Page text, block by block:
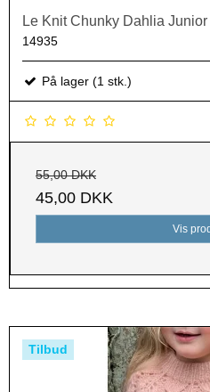
Le Knit Chunky Dahlia
14935
På lager (1 stk.)
55,00 DKK
45,00 DKK
Vis
Tilbud